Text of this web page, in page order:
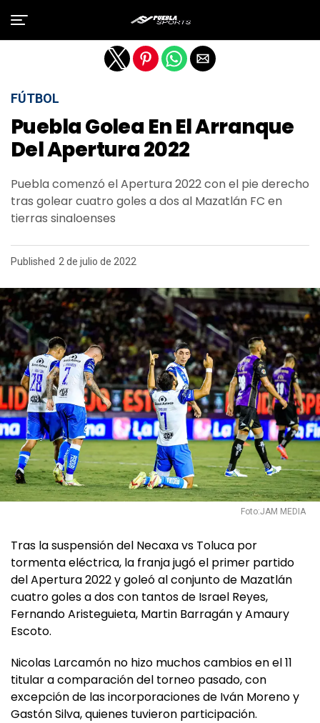
FÚTBOL
Puebla Golea En El Arranque
Del Apertura 2022
Puebla comenzó el Apertura 2022 con el pie derecho
tras golear cuatro goles a dos al Mazatlán FC en
tierras sinaloenses
Published 2 de julio de 2022
Foto:JAM MEDIA
Tras la suspensión del Necaxa vs Toluca por
tormenta eléctrica, la franja jugó el primer partido
del Apertura 2022 y goleó al conjunto de Mazatlán
cuatro goles a dos con tantos de Israel Reyes,
Fernando Aristeguieta, Martin Barragán y Amaury
Escoto.
Nicolas Larcamón no hizo muchos cambios en el 11
titular a comparación del torneo pasado, con
excepción de las incorporaciones de Iván Moreno y
Gastón Silva, quienes tuvieron participación.
Salir de la versión móvil